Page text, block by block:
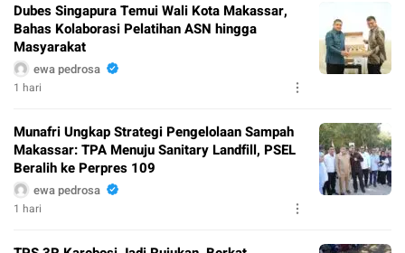
Dubes Singapura Temui Wali Kota Makassar,
Bahas Kolaborasi Pelatihan ASN hingga
Masyarakat
ewa pedrosa
1 hari
Munafri Ungkap Strategi Pengelolaan Sampah
Makassar: TPA Menuju Sanitary Landfill, PSEL
Beralih ke Perpres 109
ewa pedrosa
1 hari